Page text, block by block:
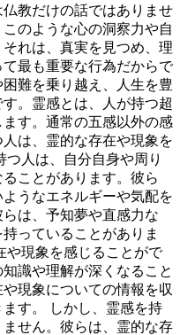
教だけの話ではありませ
のような心の洞察力や自
れは、真実を見つめ、理
最も重要な行為だからで
難を乗り越え、人生を豊
。 霊感とは、人が持つ超
す。通常の五感以外の感
は、霊的な存在や現象を
人は、自分自身や周り
ことがあります。彼ら
うなエネルギーや気配を
は、予知夢や直感力な
っていることがありま
や現象を感じることがで
識や理解が深くなること
現象についての情報を収
す。 しかし、霊感を持
せん。彼らは、霊的な存